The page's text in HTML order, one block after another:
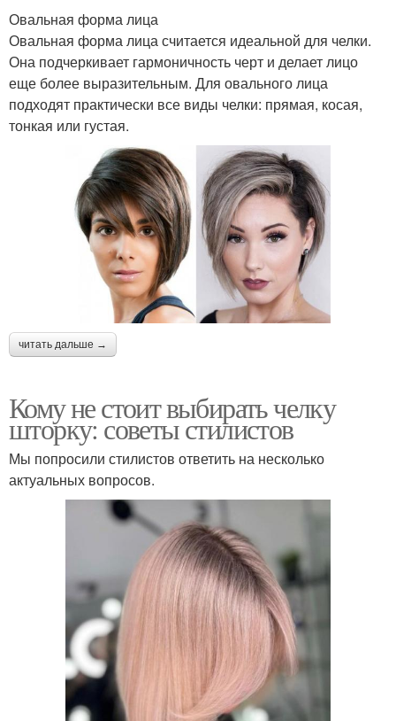
Овальная форма лица
Овальная форма лица считается идеальной для челки.
Она подчеркивает гармоничность черт и делает лицо
еще более выразительным. Для овального лица
подходят практически все виды челки: прямая, косая,
тонкая или густая.
читать дальше →
Кому не стоит выбирать челку
шторку: советы стилистов
Мы попросили стилистов ответить на несколько
актуальных вопросов.